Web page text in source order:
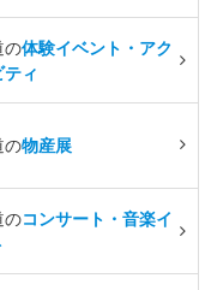
の体験イベント・アク
ィ
の物産展
のコンサート・音楽イ